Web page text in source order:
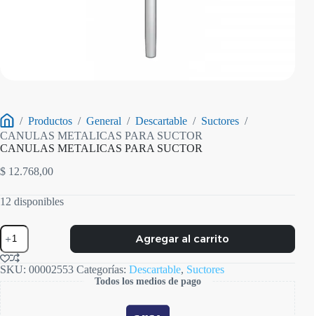
Inicio
/ Productos / General / Descartable / Suctores /
CANULAS METALICAS PARA SUCTOR
CANULAS METALICAS PARA SUCTOR
$ 12.768,00
12 disponibles
CANULAS
METALICAS
PARA
SUCTOR
cantidad
Agregar al carrito
SKU: 00002553 Categorías: Descartable, Suctores
Todos los medios de pago